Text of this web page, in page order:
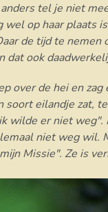
tel je niet
op haar plaats
de tijd te
ook
de hei en
eilandje zat,
er niet
niet weg wil.
Missie". Ze is